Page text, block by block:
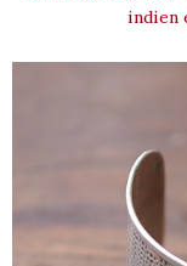
indien